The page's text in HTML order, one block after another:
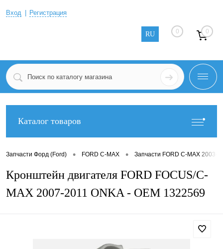
Вход Регистрация
RU 0 0
Каталог товаров
Запчасти Форд (Ford) • FORD C-MAX • Запчасти FORD C-MAX 2003-
Кронштейн двигателя FORD FOCUS/C-
MAX 2007-2011 ONKA - OEM 1322569